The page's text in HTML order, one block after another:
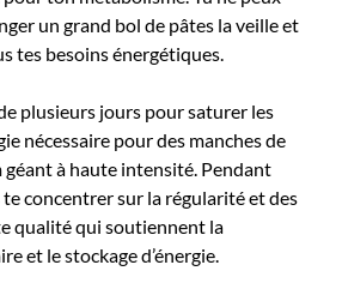
un grand bol de pâtes la veille et
tes besoins énergétiques.
plusieurs jours pour saturer les
nécessaire pour des manches de
géant à haute intensité. Pendant
concentrer sur la régularité et des
qualité qui soutiennent la
et le stockage d’énergie.